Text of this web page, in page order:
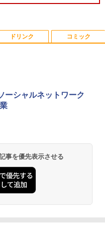
H&B 搭載｜14型 WEB
5400｜Core i5 第8世代 以
コア 8スレッド メモリ 8G
古PC
PC FMV Desktop Fシリー
型/ Core i5-1235U/ メモ
ル 超軽量470g】モバイル
400cd/m? 光沢IPS
か 470g 超軽量 Type-C対
P40i オフホワイト
feat. Flo Milli, ATL Jacob
ドリンク
限定】 い・ろ・は・す 2L P
×8本
バナジウム含有 水 ミネラル
トボトル 静岡県産 500ミリリ
Basic)
コミック
と 17巻 (デジタル版ビッグガ
ス)
ーシャルネットワーク
事を優先表示させる